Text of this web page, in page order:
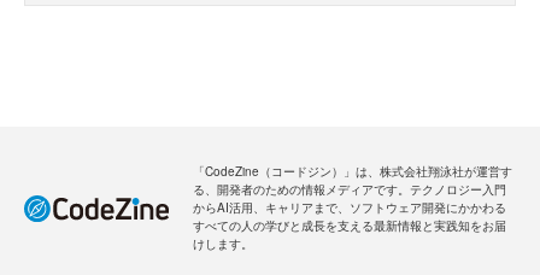
「CodeZine（コードジン）」は、株式会社翔泳社が運営す
る、開発者のための情報メディアです。テクノロジー入門
からAI活用、キャリアまで、ソフトウェア開発にかかわる
すべての人の学びと成長を支える最新情報と実践知をお届
けします。